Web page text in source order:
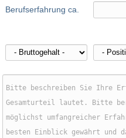
Berufserfahrung ca.